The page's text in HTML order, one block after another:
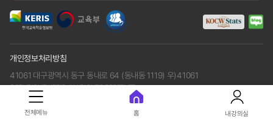
개인정보처리방침
41061 대구광역시 동구 동내로 64 (동내동 1119) 우)41061
COPYRIGHT KERIS. ALLRIGHTS RESERVED
전체메뉴 홈 내강의실